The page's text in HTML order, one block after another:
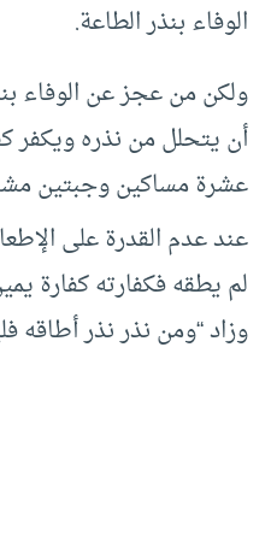
الوفاء بنذر الطاعة.
ولكن من عجز عن الوفاء
أن يتحلل من نذره ويكفر
عشرة مساكين وجبتين
عند عدم القدرة على
لم يطقه فكفارته كفارة
وزاد “ومن نذر نذر أطاقه